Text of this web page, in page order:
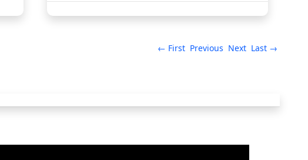
← First Previous Next Last →